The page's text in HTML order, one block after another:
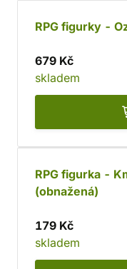
RPG figurky -
679 Kč
skladem
RPG figurka -
(obnažená)
179 Kč
skladem